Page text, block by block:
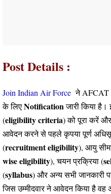
Post Details :
Join Indian Air Force ने AFCAT
के लिएNotificationजारी किया है।
(eligibility criteria) को पूरा करें
आवेदन करने से पहले कृपया पूर्ण
(recruitment eligibility), आयु
wise eligibility), चयन प्रक्रिया (
(syllabus) और अन्य सभी जानकारी
जिस उम्मीदवार ने आवेदन किया है